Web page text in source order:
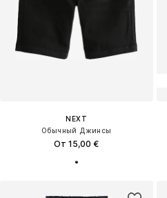
NEXT
Обычный Джинсы
От 15,00 €